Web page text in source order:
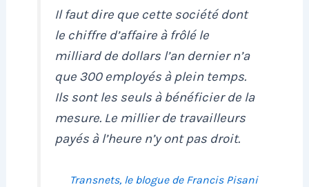
Il faut dire que cette société dont
le chiffre d’affaire à frôlé le
milliard de dollars l’an dernier n’a
que 300 employés à plein temps.
Ils sont les seuls à bénéficier de la
mesure. Le millier de travailleurs
payés à l’heure n’y ont pas droit.
Transnets, le blogue de Francis Pisani